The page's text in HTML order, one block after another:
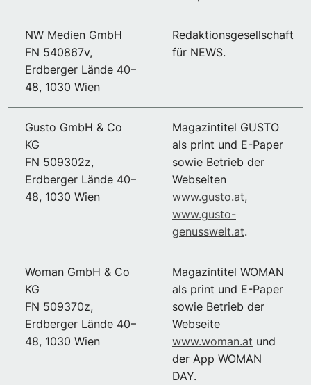
NW Medien GmbH
FN 540867v,
Erdberger Lände 40–
48, 1030 Wien
Redaktionsgesellschaft
für NEWS.
Gusto GmbH & Co
KG
FN 509302z,
Erdberger Lände 40–
48, 1030 Wien
Magazintitel GUSTO
als print und E-Paper
sowie Betrieb der
Webseiten
www.gusto.at,
www.gusto-
genusswelt.at.
Woman GmbH & Co
KG
FN 509370z,
Erdberger Lände 40–
48, 1030 Wien
Magazintitel WOMAN
als print und E-Paper
sowie Betrieb der
Webseite
www.woman.at und
der App WOMAN
DAY.